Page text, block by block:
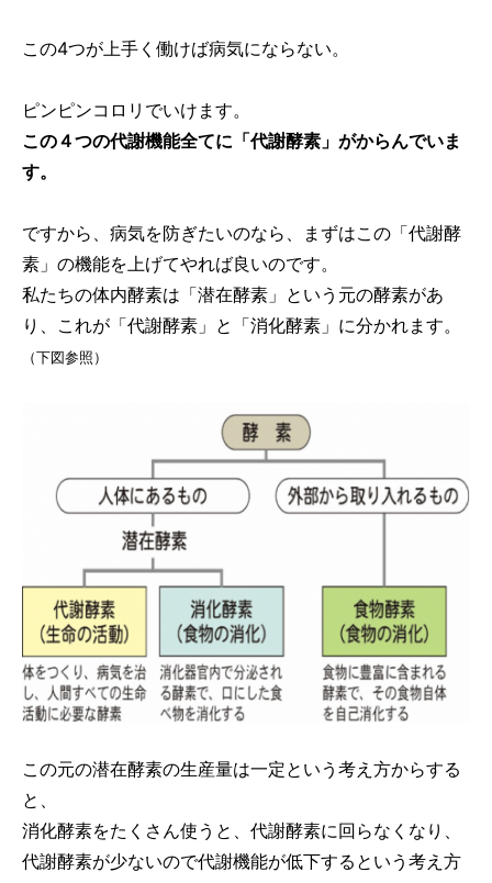
この4つが上手く働けば病気にならない。
ピンピンコロリでいけます。
この４つの代謝機能全てに「代謝酵素」がからんでいま
す。
ですから、病気を防ぎたいのなら、まずはこの「代謝酵
素」の機能を上げてやれば良いのです。
私たちの体内酵素は「潜在酵素」という元の酵素があ
り、これが「代謝酵素」と「消化酵素」に分かれます。
（下図参照）
この元の潜在酵素の生産量は一定という考え方からする
と、
消化酵素をたくさん使うと、代謝酵素に回らなくなり、
代謝酵素が少ないので代謝機能が低下するという考え方